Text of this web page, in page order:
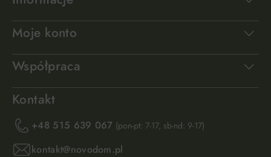
Moje konto
Współpraca
Kontakt
+48 515 639 067 (pon-pt: 7-17, sb-nd: 9-17)
kontakt@novodom.pl